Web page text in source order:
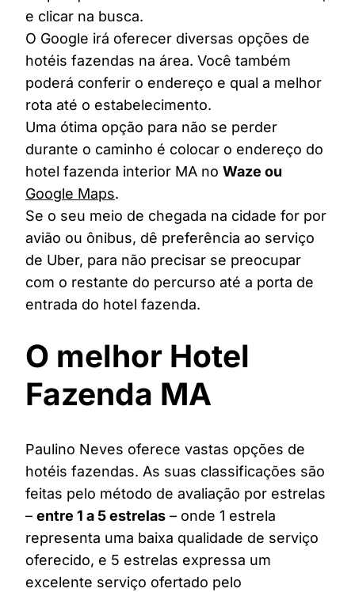
e clicar na busca.
O Google irá oferecer diversas opções de
hotéis fazendas na área. Você também
poderá conferir o endereço e qual a melhor
rota até o estabelecimento.
Uma ótima opção para não se perder
durante o caminho é colocar o endereço do
hotel fazenda interior MA no Waze ou
Google Maps.
Se o seu meio de chegada na cidade for por
avião ou ônibus, dê preferência ao serviço
de Uber, para não precisar se preocupar
com o restante do percurso até a porta de
entrada do hotel fazenda.
O melhor Hotel
Fazenda MA
Paulino Neves oferece vastas opções de
hotéis fazendas. As suas classificações são
feitas pelo método de avaliação por estrelas
– entre 1 a 5 estrelas – onde 1 estrela
representa uma baixa qualidade de serviço
oferecido, e 5 estrelas expressa um
excelente serviço ofertado pelo